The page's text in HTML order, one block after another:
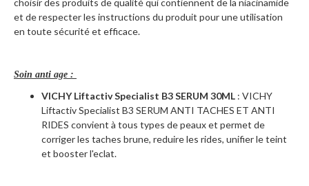
choisir des produits de qualité qui contiennent de la niacinamide
et de respecter les instructions du produit pour une utilisation
en toute sécurité et efficace.
Soin anti age :
VICHY Liftactiv Specialist B3 SERUM 30ML : VICHY
Liftactiv Specialist B3 SERUM ANTI TACHES ET ANTI
RIDES convient à tous types de peaux et permet de
corriger les taches brune, reduire les rides, unifier le teint
et booster l'eclat.